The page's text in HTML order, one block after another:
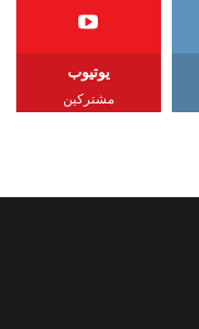
يوتيوب
مشتركين